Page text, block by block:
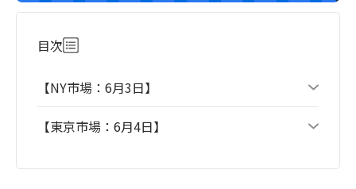
目次
【NY市場：6月3日】
【東京市場：6月4日】